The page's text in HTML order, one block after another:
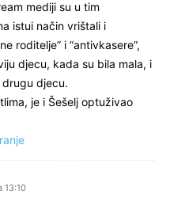
mediji su u tim
istui način vrištali i
roditelje” i “antivkasere”,
djecu, kada su bila mala, i
djecu.
je i Šešelj optuživao
13:10